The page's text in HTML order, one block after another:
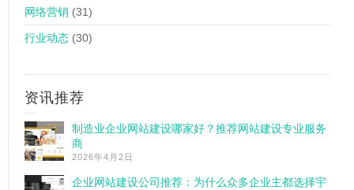
网络营销 (31)
行业动态 (30)
资讯推荐
制造业企业网站建设哪家好？推荐网站建设专业服务
商
2026年4月2日
企业网站建设公司推荐：为什么众多企业主都选择宇